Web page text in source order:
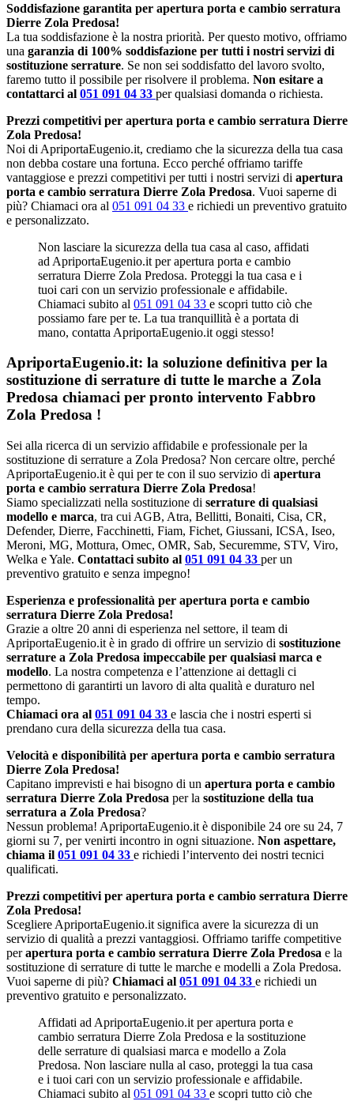
Soddisfazione garantita per apertura porta e cambio serratura
Dierre Zola Predosa!
La tua soddisfazione è la nostra priorità. Per questo motivo, offriamo
una garanzia di 100% soddisfazione per tutti i nostri servizi di
sostituzione serrature. Se non sei soddisfatto del lavoro svolto,
faremo tutto il possibile per risolvere il problema. Non esitare a
contattarci al 051 091 04 33 per qualsiasi domanda o richiesta.
Prezzi competitivi per apertura porta e cambio serratura Dierre
Zola Predosa!
Noi di ApriportaEugenio.it, crediamo che la sicurezza della tua casa
non debba costare una fortuna. Ecco perché offriamo tariffe
vantaggiose e prezzi competitivi per tutti i nostri servizi di apertura
porta e cambio serratura Dierre Zola Predosa. Vuoi saperne di
più? Chiamaci ora al 051 091 04 33 e richiedi un preventivo gratuito
e personalizzato.
Non lasciare la sicurezza della tua casa al caso, affidati
ad ApriportaEugenio.it per apertura porta e cambio
serratura Dierre Zola Predosa. Proteggi la tua casa e i
tuoi cari con un servizio professionale e affidabile.
Chiamaci subito al 051 091 04 33 e scopri tutto ciò che
possiamo fare per te. La tua tranquillità è a portata di
mano, contatta ApriportaEugenio.it oggi stesso!
ApriportaEugenio.it: la soluzione definitiva per la
sostituzione di serrature di tutte le marche a Zola
Predosa chiamaci per pronto intervento Fabbro
Zola Predosa !
Sei alla ricerca di un servizio affidabile e professionale per la
sostituzione di serrature a Zola Predosa? Non cercare oltre, perché
ApriportaEugenio.it è qui per te con il suo servizio di apertura
porta e cambio serratura Dierre Zola Predosa!
Siamo specializzati nella sostituzione di serrature di qualsiasi
modello e marca, tra cui AGB, Atra, Bellitti, Bonaiti, Cisa, CR,
Defender, Dierre, Facchinetti, Fiam, Fichet, Giussani, ICSA, Iseo,
Meroni, MG, Mottura, Omec, OMR, Sab, Securemme, STV, Viro,
Welka e Yale. Contattaci subito al 051 091 04 33 per un
preventivo gratuito e senza impegno!
Esperienza e professionalità per apertura porta e cambio
serratura Dierre Zola Predosa!
Grazie a oltre 20 anni di esperienza nel settore, il team di
ApriportaEugenio.it è in grado di offrire un servizio di sostituzione
serrature a Zola Predosa impeccabile per qualsiasi marca e
modello. La nostra competenza e l’attenzione ai dettagli ci
permettono di garantirti un lavoro di alta qualità e duraturo nel
tempo.
Chiamaci ora al 051 091 04 33 e lascia che i nostri esperti si
prendano cura della sicurezza della tua casa.
Velocità e disponibilità per apertura porta e cambio serratura
Dierre Zola Predosa!
Capitano imprevisti e hai bisogno di un apertura porta e cambio
serratura Dierre Zola Predosa per la sostituzione della tua
serratura a Zola Predosa?
Nessun problema! ApriportaEugenio.it è disponibile 24 ore su 24, 7
giorni su 7, per venirti incontro in ogni situazione. Non aspettare,
chiama il 051 091 04 33 e richiedi l’intervento dei nostri tecnici
qualificati.
Prezzi competitivi per apertura porta e cambio serratura Dierre
Zola Predosa!
Scegliere ApriportaEugenio.it significa avere la sicurezza di un
servizio di qualità a prezzi vantaggiosi. Offriamo tariffe competitive
perapertura porta e cambio serratura Dierre Zola Predosa e la
sostituzione di serrature di tutte le marche e modelli a Zola Predosa.
Vuoi saperne di più? Chiamaci al 051 091 04 33 e richiedi un
preventivo gratuito e personalizzato.
Affidati ad ApriportaEugenio.it per apertura porta e
cambio serratura Dierre Zola Predosa e la sostituzione
delle serrature di qualsiasi marca e modello a Zola
Predosa. Non lasciare nulla al caso, proteggi la tua casa
e i tuoi cari con un servizio professionale e affidabile.
Chiamaci subito al 051 091 04 33 e scopri tutto ciò che